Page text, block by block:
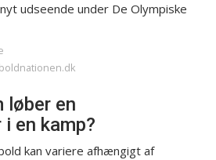
udseende under De Olympiske
løber en
en kamp?
kan variere afhængigt af